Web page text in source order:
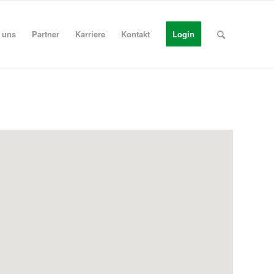
uns Partner Karriere Kontakt Login